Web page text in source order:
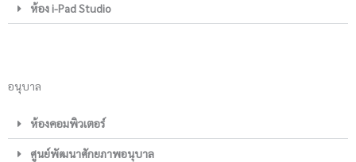
ห้อง i-Pad Studio
อนุบาล
ห้องคอมพิวเตอร์
ศูนย์พัฒนาศักยภาพอนุบาล